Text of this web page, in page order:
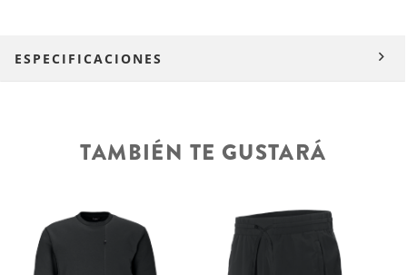
ESPECIFICACIONES
TAMBIÉN TE GUSTARÁ